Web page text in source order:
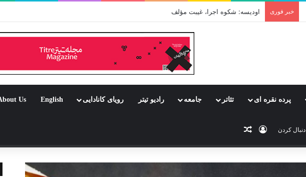
خبر فوری From Celebration to Division
پرده نقره ای تئاتر جامعه رادیو تیتر رویای کانادایی English
Us
دنبال کردن ورود